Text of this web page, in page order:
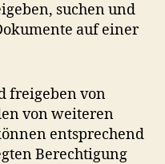
suchen und
auf einer
freigeben von
von weiteren
entsprechend
Berechtigung